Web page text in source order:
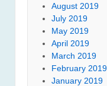
August 2019
July 2019
May 2019
April 2019
March 2019
February 2019
January 2019